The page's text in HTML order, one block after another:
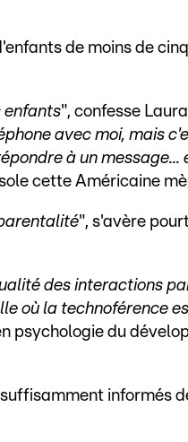
de moins de
enfants", confesse
avec moi, mais
à un
cette Américaine
", s'avère
des interactions
où la technoférence
psychologie du
informés